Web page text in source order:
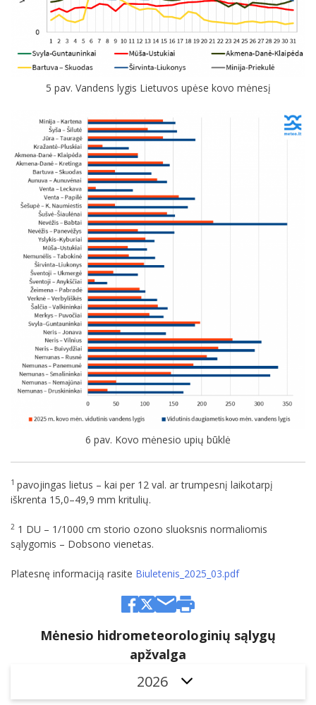
Mėnesio hidrometeorologinių sąlygų
apžvalga
2026
5 pav. Vandens lygis Lietuvos upėse kovo mėnesį
6 pav. Kovo mėnesio upių būklė
1 pavojingas lietus – kai per 12 val. ar trumpesnį laikotarpį
iškrenta 15,0–49,9 mm kritulių.
2 1 DU – 1/1000 cm storio ozono sluoksnis normaliomis
sąlygomis – Dobsono vienetas.
Platesnę informaciją rasite Biuletenis_2025_03.pdf